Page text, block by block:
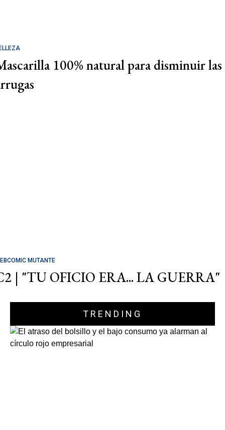
100% natural para disminuir las
MUTANTE
| "TU OFICIO ERA... LA GUERRA"
TRENDING